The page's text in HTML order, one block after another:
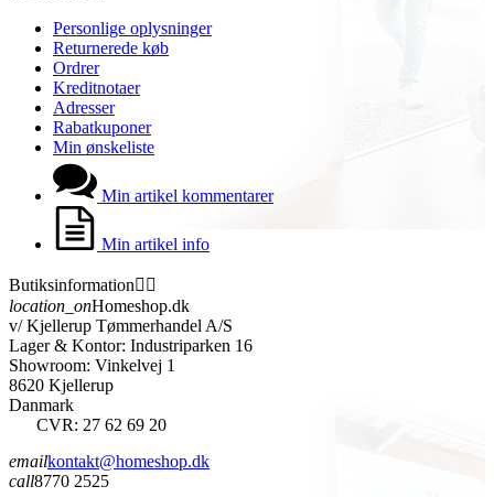
Personlige oplysninger
Returnerede køb
Ordrer
Kreditnotaer
Adresser
Rabatkuponer
Min ønskeliste
Min artikel kommentarer
Min artikel info
Butiksinformation 
location_onHomeshop.dk
v/ Kjellerup Tømmerhandel A/S
Lager & Kontor: Industriparken 16
Showroom: Vinkelvej 1
8620 Kjellerup
Danmark
CVR: 27 62 69 20
emailkontakt@homeshop.dk
call8770 2525